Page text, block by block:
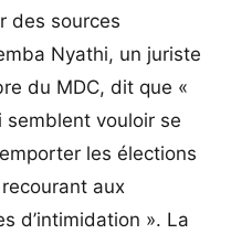
des sources
Nyathi, un juriste
du MDC, dit que «
semblent vouloir se
les élections
aux
d’intimidation ». La